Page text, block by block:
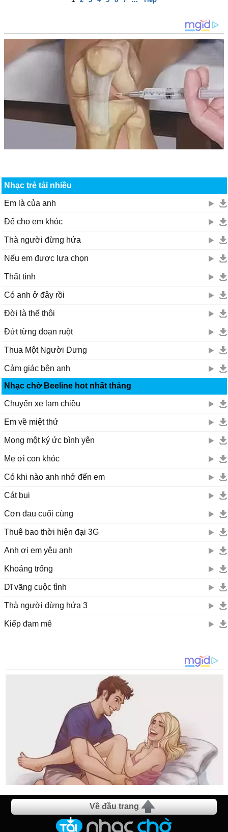
Nhạc trẻ tải nhiều
Em là của anh
Để cho em khóc
Thà người đừng hứa
Nếu em được lựa chọn
Thất tình
Có anh ở đây rồi
Đời là thế thôi
Đứt từng đoạn ruột
Thua Một Người Dưng
Cảm giác bên anh
Nhạc chờ Beeline hot nhất tháng
Chuyến xe lam chiều
Em về miệt thứ
Mong một ký ức bình yên
Mẹ ơi con khóc
Có khi nào anh nhớ đến em
Cát bụi
Cơn đau cuối cùng
Thuê bao thời hiện đại 3G
Anh ơi em yêu anh
Khoảng trống
Dĩ vãng cuộc tình
Thà người đừng hứa 3
Kiếp đam mê
Về đầu trang